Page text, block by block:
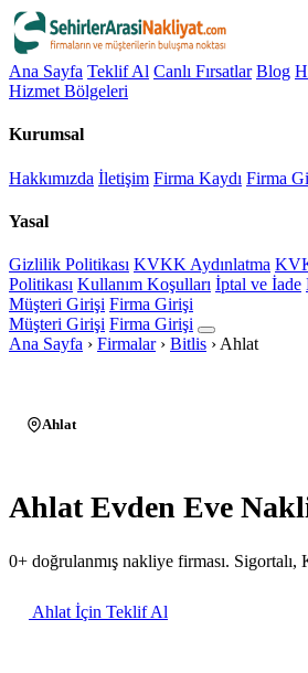
Ana Sayfa Teklif Al Canlı Fırsatlar Blog
Hizmet Bölgeleri
Kurumsal
Hakkımızda İletişim Firma Kaydı Firma
Yasal
Gizlilik Politikası KVKK Aydınlatma
Politikası Kullanım Koşulları İptal ve İade
Müşteri Girişi Firma Girişi
Müşteri Girişi Firma Girişi
Ana Sayfa › Firmalar › Bitlis › Ahlat
Ahlat
Ahlat Evden Eve
0+ doğrulanmış nakliye firması.
Ahlat İçin Teklif Al